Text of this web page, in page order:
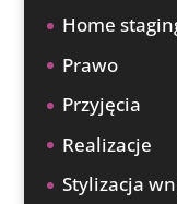
Home
Prawo
Przyjęcia
Realizacje
Stylizacja